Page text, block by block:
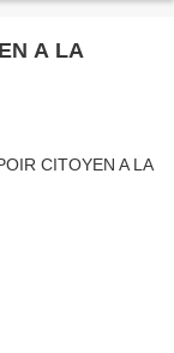
A LA